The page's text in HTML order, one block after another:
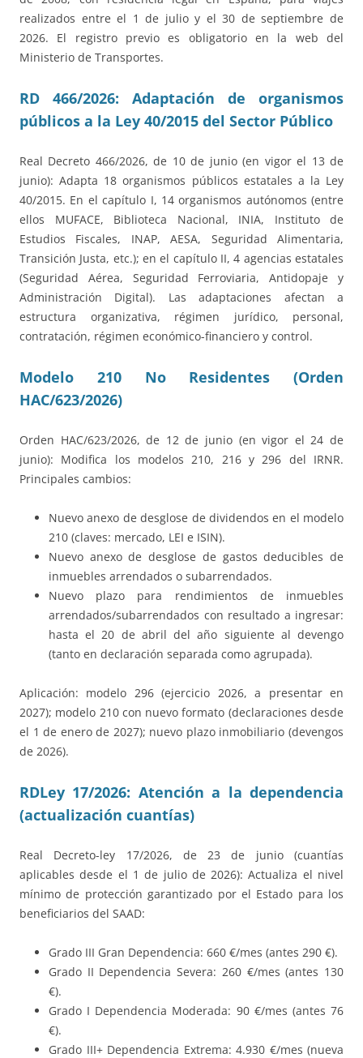
realizados entre el 1 de julio y el 30 de septiembre de
2026. El registro previo es obligatorio en la web del
Ministerio de Transportes.
RD 466/2026: Adaptación de organismos
públicos a la Ley 40/2015 del Sector Público
Real Decreto 466/2026, de 10 de junio (en vigor el 13 de
junio): Adapta 18 organismos públicos estatales a la Ley
40/2015. En el capítulo I, 14 organismos autónomos (entre
ellos MUFACE, Biblioteca Nacional, INIA, Instituto de
Estudios Fiscales, INAP, AESA, Seguridad Alimentaria,
Transición Justa, etc.); en el capítulo II, 4 agencias estatales
(Seguridad Aérea, Seguridad Ferroviaria, Antidopaje y
Administración Digital). Las adaptaciones afectan a
estructura organizativa, régimen jurídico, personal,
contratación, régimen económico-financiero y control.
Modelo 210 No Residentes (Orden
HAC/623/2026)
Orden HAC/623/2026, de 12 de junio (en vigor el 24 de
junio): Modifica los modelos 210, 216 y 296 del IRNR.
Principales cambios:
Nuevo anexo de desglose de dividendos en el modelo
210 (claves: mercado, LEI e ISIN).
Nuevo anexo de desglose de gastos deducibles de
inmuebles arrendados o subarrendados.
Nuevo plazo para rendimientos de inmuebles
arrendados/subarrendados con resultado a ingresar:
hasta el 20 de abril del año siguiente al devengo
(tanto en declaración separada como agrupada).
Aplicación: modelo 296 (ejercicio 2026, a presentar en
2027); modelo 210 con nuevo formato (declaraciones desde
el 1 de enero de 2027); nuevo plazo inmobiliario (devengos
de 2026).
RDLey 17/2026: Atención a la dependencia
(actualización cuantías)
Real Decreto-ley 17/2026, de 23 de junio (cuantías
aplicables desde el 1 de julio de 2026): Actualiza el nivel
mínimo de protección garantizado por el Estado para los
beneficiarios del SAAD:
Grado III Gran Dependencia: 660 €/mes (antes 290 €).
Grado II Dependencia Severa: 260 €/mes (antes 130
€).
Grado I Dependencia Moderada: 90 €/mes (antes 76
€).
Grado III+ Dependencia Extrema: 4.930 €/mes (nueva